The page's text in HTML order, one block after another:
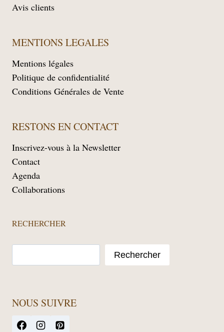
Avis clients
MENTIONS LEGALES
Mentions légales
Politique de confidentialité
Conditions Générales de Vente
RESTONS EN CONTACT
Inscrivez-vous à la Newsletter
Contact
Agenda
Collaborations
RECHERCHER
Rechercher
NOUS SUIVRE